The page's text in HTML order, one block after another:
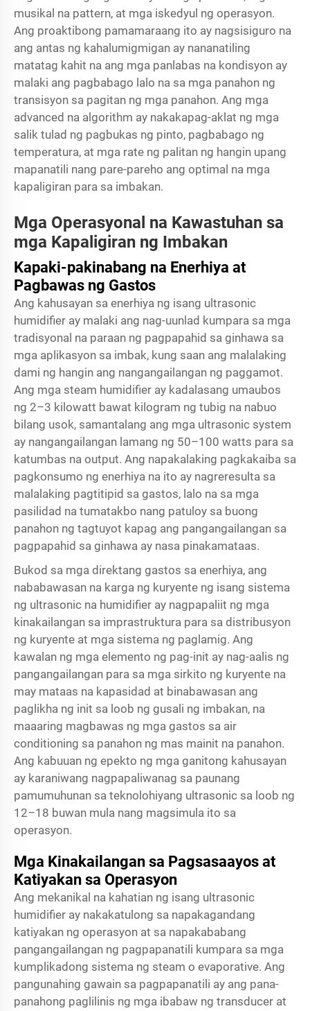
musikal na pattern, at mga iskedyul ng operasyon.
Ang proaktibong pamamaraang ito ay nagsisiguro na
ang antas ng kahalumigmigan ay nananatiling
matatag kahit na ang mga panlabas na kondisyon ay
malaki ang pagbabago lalo na sa mga panahon ng
transisyon sa pagitan ng mga panahon. Ang mga
advanced na algorithm ay nakakapag-aklat ng mga
salik tulad ng pagbukas ng pinto, pagbabago ng
temperatura, at mga rate ng palitan ng hangin upang
mapanatili nang pare-pareho ang optimal na mga
kapaligiran para sa imbakan.
Mga Operasyonal na Kawastuhan sa
mga Kapaligiran ng Imbakan
Kapaki-pakinabang na Enerhiya at
Pagbawas ng Gastos
Ang kahusayan sa enerhiya ng isang ultrasonic
humidifier ay malaki ang nag-uunlad kumpara sa mga
tradisyonal na paraan ng pagpapahid sa ginhawa sa
mga aplikasyon sa imbak, kung saan ang malalaking
dami ng hangin ang nangangailangan ng paggamot.
Ang mga steam humidifier ay kadalasang umaubos
ng 2–3 kilowatt bawat kilogram ng tubig na nabuo
bilang usok, samantalang ang mga ultrasonic system
ay nangangailangan lamang ng 50–100 watts para sa
katumbas na output. Ang napakalaking pagkakaiba sa
pagkonsumo ng enerhiya na ito ay nagreresulta sa
malalaking pagtitipid sa gastos, lalo na sa mga
pasilidad na tumatakbo nang patuloy sa buong
panahon ng tagtuyot kapag ang pangangailangan sa
pagpapahid sa ginhawa ay nasa pinakamataas.
Bukod sa mga direktang gastos sa enerhiya, ang
nababawasan na karga ng kuryente ng isang sistema
ng ultrasonic na humidifier ay nagpapaliit ng mga
kinakailangan sa imprastruktura para sa distribusyon
ng kuryente at mga sistema ng paglamig. Ang
kawalan ng mga elemento ng pag-init ay nag-aalis ng
pangangailangan para sa mga sirkito ng kuryente na
may mataas na kapasidad at binabawasan ang
paglikha ng init sa loob ng gusali ng imbakan, na
maaaring magbawas ng mga gastos sa air
conditioning sa panahon ng mas mainit na panahon.
Ang kabuuan ng epekto ng mga ganitong kahusayan
ay karaniwang nagpapaliwanag sa paunang
pamumuhunan sa teknolohiyang ultrasonic sa loob ng
12–18 buwan mula nang magsimula ito sa
operasyon.
Mga Kinakailangan sa Pagsasaayos at
Katiyakan sa Operasyon
Ang mekanikal na kahatian ng isang ultrasonic
humidifier ay nakakatulong sa napakagandang
katiyakan ng operasyon at sa napakababang
pangangailangan ng pagpapanatili kumpara sa mga
kumplikadong sistema ng steam o evaporative. Ang
pangunahing gawain sa pagpapanatili ay ang pana-
panahong paglilinis ng mga ibabaw ng transducer at